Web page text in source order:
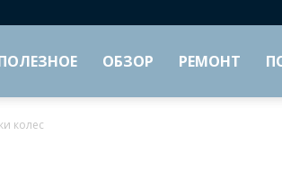
ОБЗОР РЕМОНТ
колес